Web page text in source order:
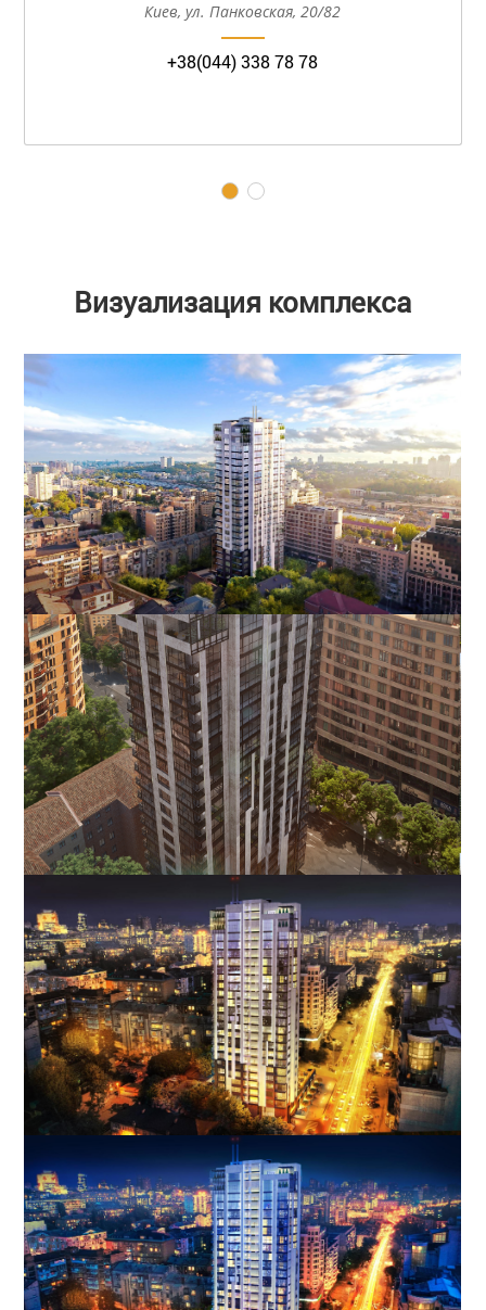
Киев, ул. Панковская, 20/82
+38(044) 338 78 78
Визуализация комплекса